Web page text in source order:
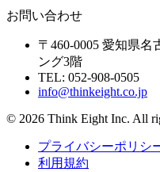
お問い合わせ
〒460-0005 愛知県名
ング3階
TEL: 052-908-0505
info@thinkeight.co.jp
© 2026 Think Eight Inc. All
プライバシーポリシ
利用規約